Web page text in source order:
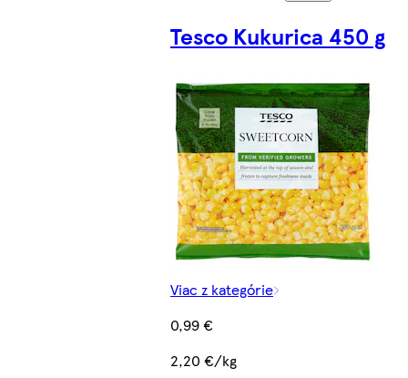
Tesco Kukurica 450 g
Viac z kategórie
0,99 €
2,20 €/kg